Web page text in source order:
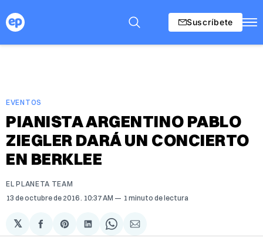
Suscríbete
EVENTOS
PIANISTA ARGENTINO PABLO
ZIEGLER DARÁ UN CONCIERTO
EN BERKLEE
EL PLANETA TEAM
13 de octubre de 2016 . 10:37 AM 1 minuto de lectura
𝕏
Compartir
en
Share
on
Compartir
en
Share
on
Compartir
via